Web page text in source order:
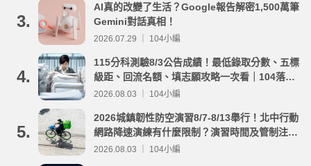
3.
AI真的改變了生活？Google報告解密1,500萬筆
Gemini對話真相！
2026.07.29 ｜ 104小編
4.
115分科測驗8/3公告成績！最低錄取分數、五標
級距、回流名額、填志願攻略一次看｜104落點
分析
2026.08.03 ｜ 104小編
5.
2026城鎮韌性防空演習8/7-8/13舉行！北中行動
網路降速演練有什麼限制？演習時間及管制注意
事項整理
2026.08.03 ｜ 104小編